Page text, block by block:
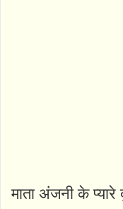
माता अंजनी के प्यारे